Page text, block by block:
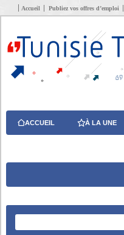
Accueil Publiez vos offres d’emploi
ACCUEIL À LA UNE